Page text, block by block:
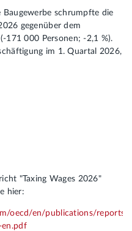
Baugewerbe schrumpfte die
gegenüber dem
000 Personen; ‑2,1 %).
im 1. Quartal 2026,
"Taxing Wages 2026"
hier:
oecd/en/publications/
en.pdf